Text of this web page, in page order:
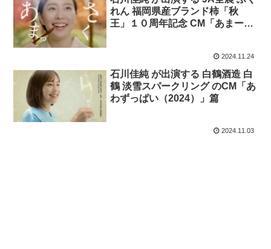
れん 福岡県産ブランド柿「秋
王」１０周年記念 CM「あまーい
2024.11.24
石川佳純 が出演する 白鶴酒造 白
鶴 淡雪スパークリング のCM「あ
わずっぱい（2024）」篇
2024.11.03